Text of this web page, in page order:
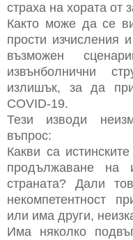
страха на хората от
Както може да се
прости изчисления
възможен
извънболнични
излишък, за да
COVID-19.
Тези изводи
въпрос:
Какви са
продължаване на
страната? Дали
некомпетентност
или има други,
Има няколко